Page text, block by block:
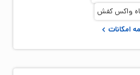
واکس کفش
امکانات